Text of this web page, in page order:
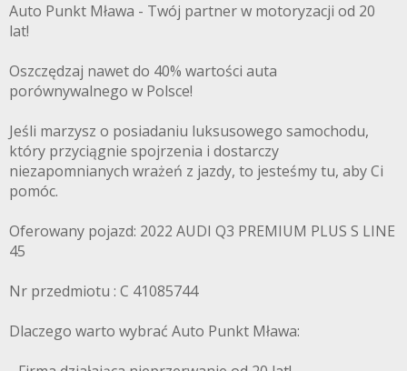
Auto Punkt Mława - Twój partner w motoryzacji od 20
lat!
Oszczędzaj nawet do 40% wartości auta
porównywalnego w Polsce!
Jeśli marzysz o posiadaniu luksusowego samochodu,
który przyciągnie spojrzenia i dostarczy
niezapomnianych wrażeń z jazdy, to jesteśmy tu, aby Ci
pomóc.
Oferowany pojazd: 2022 AUDI Q3 PREMIUM PLUS S LINE
45
Nr przedmiotu : C 41085744
Dlaczego warto wybrać Auto Punkt Mława: